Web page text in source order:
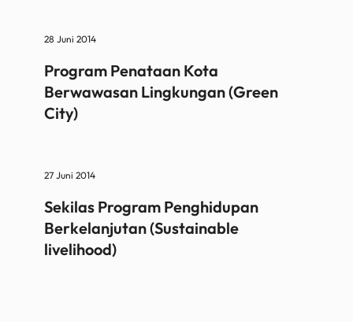
28 Juni 2014
Program Penataan Kota
Berwawasan Lingkungan (Green
City)
27 Juni 2014
Sekilas Program Penghidupan
Berkelanjutan (Sustainable
livelihood)